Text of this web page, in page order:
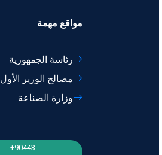
مواقع مهمة
رئاسة الجمهورية
مصالح الوزير الأول
وزارة الصناعة
90443+